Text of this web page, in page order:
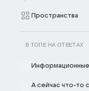
Пространства
В ТОПЕ НА ОТВЕТАХ
А сейчас что-то